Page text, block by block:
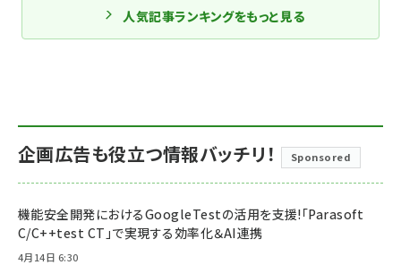
人気記事ランキングをもっと見る
企画広告も役立つ情報バッチリ！ Sponsored
機能安全開発におけるGoogleTestの活用を支援!「Parasoft
C/C++test CT」で実現する効率化＆AI連携
4月14日 6:30